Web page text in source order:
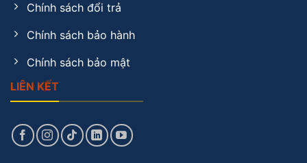
Chính sách đổi trả
Chính sách bảo hành
Chính sách bảo mật
LIÊN KẾT